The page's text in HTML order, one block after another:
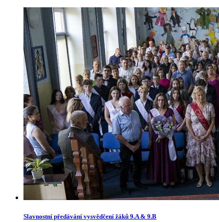
Slavnostní předávání vysvědčení žáků 9.A & 9.B